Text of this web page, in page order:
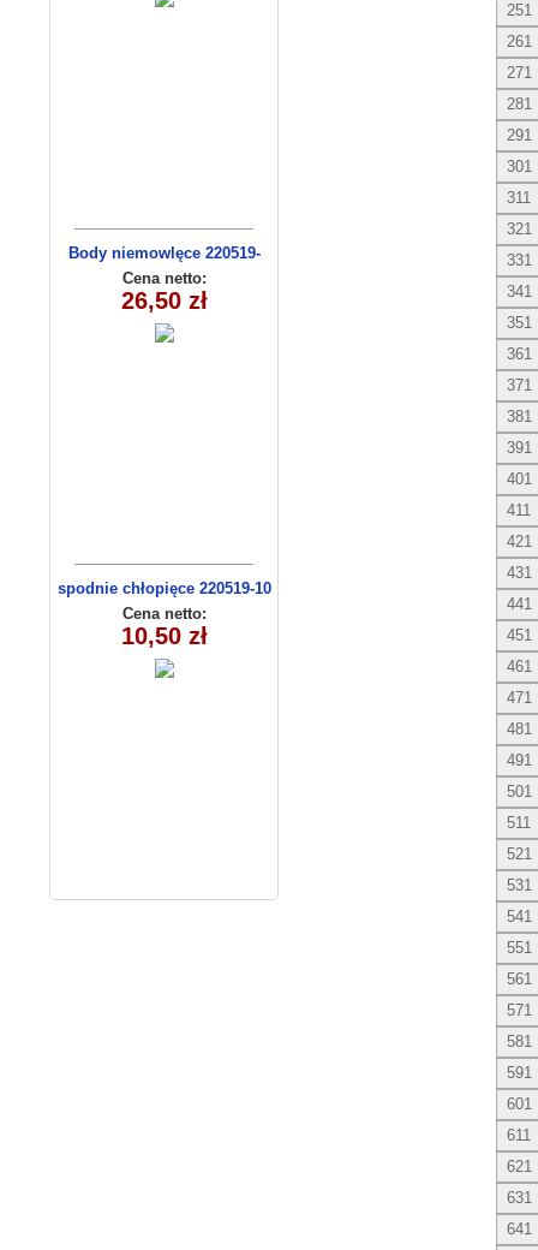
Body niemowlęce 220519-
14(56-74) 3szt
Cena netto:
26,50 zł
spodnie chłopięce 220519-10
(1-4)
Cena netto:
10,50 zł
251
261
271
281
291
301
311
321
331
341
351
361
371
381
391
401
411
421
431
441
451
461
471
481
491
501
511
521
531
541
551
561
571
581
591
601
611
621
631
641